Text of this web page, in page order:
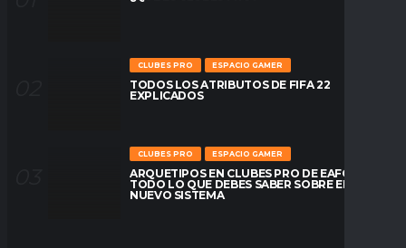
CLUBES PRO ESPACIO GAMER
TODOS LOS ATRIBUTOS DE FIFA 22
EXPLICADOS
CLUBES PRO ESPACIO GAMER
ARQUETIPOS EN CLUBES PRO DE EAFC26:
TODO LO QUE DEBES SABER SOBRE EL
NUEVO SISTEMA